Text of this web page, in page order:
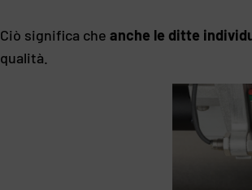
Ciò significa che anche le ditte
qualità.